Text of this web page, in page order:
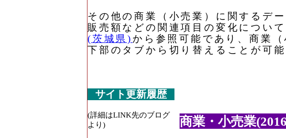
その他の商業（小売業）に関するデ
販売額などの関連項目の変化につい
(茨城県) から参照可能であり、商業
下部のタブから切り替えることが可能
商業・小売業
サイト更新履歴
(詳細はLINK先のブログ
より)